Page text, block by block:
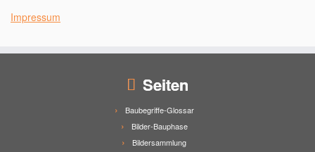
Impressum
Seiten
Baubegriffe-Glossar
Bilder-Bauphase
Bildersammlung